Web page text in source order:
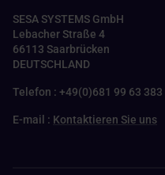
SESA SYSTEMS GmbH
Lebacher Straße 4
66113 Saarbrücken
DEUTSCHLAND
Telefon : +49(0)681 99 63 383
E-mail : Kontaktieren Sie uns